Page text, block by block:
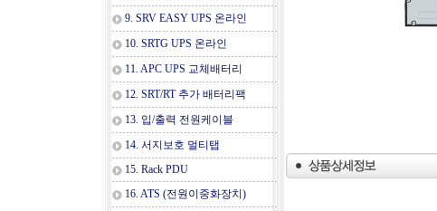
9. SRV EASY UPS 온라인
10. SRTG UPS 온라인
11. APC UPS 교체배터리
12. SRT/RT 추가 배터리팩
13. 입/출력 전원케이블
14. 서지보호 멀티탭
15. Rack PDU
16. ATS (전원이중화장치)